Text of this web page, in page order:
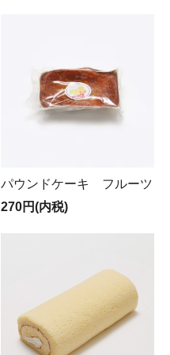
パウンドケーキ フルーツ
270円(内税)